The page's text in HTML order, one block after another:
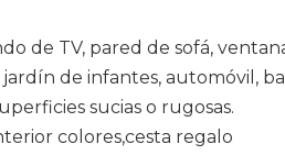
de TV, pared de sofá,
de infantes, automóvil,
sucias o rugosas.
colores,cesta regalo